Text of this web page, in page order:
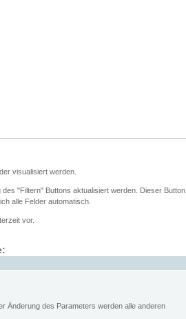
visualisiert werden.
"Filtern" Buttons aktualisiert werden. Dieser Button
alle Felder automatisch.
vor.
Änderung des Parameters werden alle anderen